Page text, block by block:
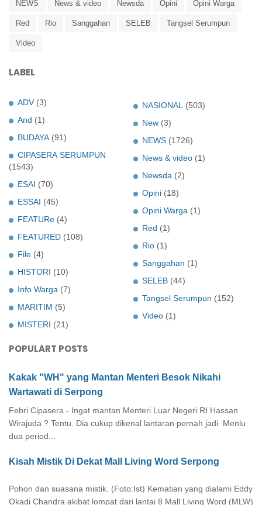
NEWS News & video Newsda Opini Opini Warga
Red Rio Sanggahan SELEB Tangsel Serumpun
Video
LABEL
ADV (3)
And (1)
BUDAYA (91)
CIPASERA SERUMPUN
(1543)
ESAI (70)
ESSAI (45)
FEATURe (4)
FEATURED (108)
File (4)
HISTORI (10)
Info Warga (7)
MARITIM (5)
MISTERI (21)
NASIONAL (503)
New (3)
NEWS (1726)
News & video (1)
Newsda (2)
Opini (18)
Opini Warga (1)
Red (1)
Rio (1)
Sanggahan (1)
SELEB (44)
Tangsel Serumpun (152)
Video (1)
POPULART POSTS
Kakak "WH" yang Mantan Menteri Besok Nikahi
Wartawati di Serpong
Febri Cipasera - Ingat mantan Menteri Luar Negeri RI Hassan
Wirajuda ? Tentu. Dia cukup dikenal lantaran pernah jadi Menlu
dua period...
Kisah Mistik Di Dekat Mall Living Word Serpong
Pohon dan suasana mistik. (Foto:Ist) Kematian yang dialami Eddy
Okadi Chandra akibat lompat dari lantai 8 Mall Living Word (MLW)